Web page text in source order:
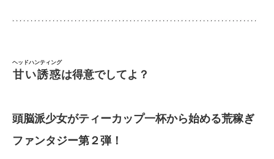
甘い誘惑
ヘッドハンティング
は得意でしてよ？
頭脳派少女がティーカップ一杯から始める荒稼ぎ
ファンタジー第２弾！